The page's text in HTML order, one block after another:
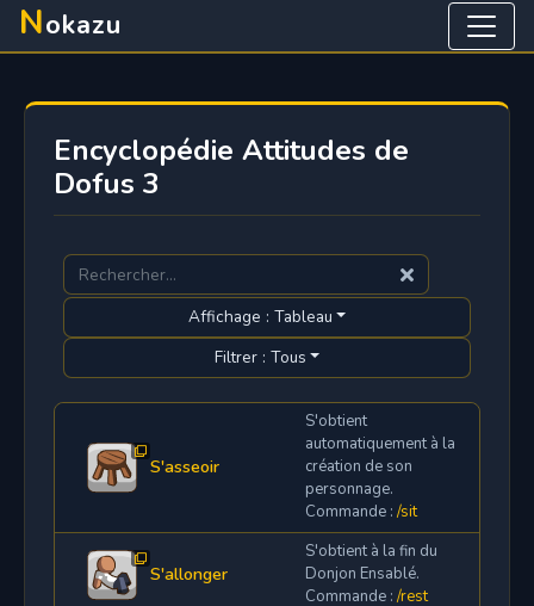
Nokazu
Encyclopédie Attitudes de
Dofus 3
Affichage : Tableau
Filtrer : Tous
S'asseoir
S'obtient
automatiquement à la
création de son
personnage.
Commande : /sit
S'allonger
S'obtient à la fin du
Donjon Ensablé.
Commande : /rest